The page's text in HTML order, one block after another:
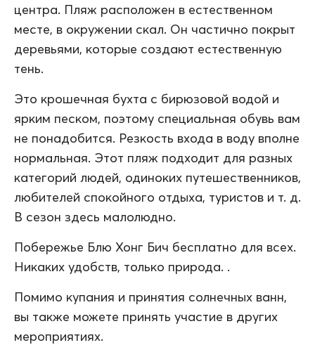
центра. Пляж расположен в естественном
месте, в окружении скал. Он частично покрыт
деревьями, которые создают естественную
тень.
Это крошечная бухта с бирюзовой водой и
ярким песком, поэтому специальная обувь вам
не понадобится. Резкость входа в воду вполне
нормальная. Этот пляж подходит для разных
категорий людей, одиноких путешественников,
любителей спокойного отдыха, туристов и т. д.
В сезон здесь малолюдно.
Побережье Блю Хонг Бич бесплатно для всех.
Никаких удобств, только природа. .
Помимо купания и принятия солнечных ванн,
вы также можете принять участие в других
мероприятиях.